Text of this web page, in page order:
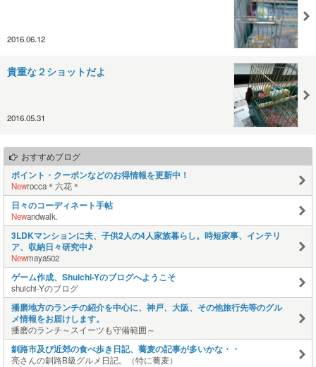
2016.06.12
貴重な２ショットだよ
2016.05.31
おすすめブログ
ポイント・クーポンなどのお得情報を更新中！
Newrocca＊六花＊
日々のコーディネート手帖
Newandwalk.
3LDKマンションに夫、子供2人の4人家族暮らし。時短家事、インテリ
ア、収納日々研究中♪
Newmaya502
ゲーム作成、Shuichi-Yのブログへようこそ
shuichi-Yのブログ
播磨地方のランチの紹介を中心に、神戸、大阪、その他旅行先等のグル
メ情報をお届けします。
播磨のランチ～スイーツも守備範囲～
釧路市及び近郊の食べ歩き日記、蕎麦の記事が多いかな・・
亮さんの釧路B級グルメ日記。（特に蕎麦）